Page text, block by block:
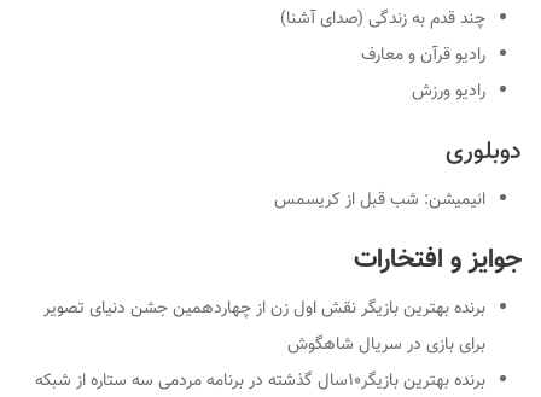
چند قدم به زندگی (صدای آشنا)
رادیو قرآن و معارف
رادیو ورزش
دوبلوری
انیمیشن: شب قبل از کریسمس
جوایز و افتخارات
برنده بهترین بازیگر نقش اول زن از چهاردهمین جشن دنیای تصویر
برای بازی در سریال شاهگوش
برنده بهترین بازیگر۱۰سال گذشته در برنامه مردمی سه ستاره از شبکه